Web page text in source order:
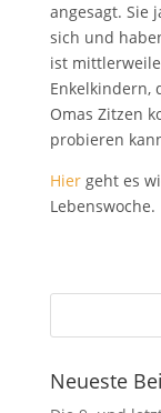
angesagt. Sie
sich und
ist
Enkelkindern,
Omas Zitzen
probieren
Hier geht es
Lebenswoche.
Neueste